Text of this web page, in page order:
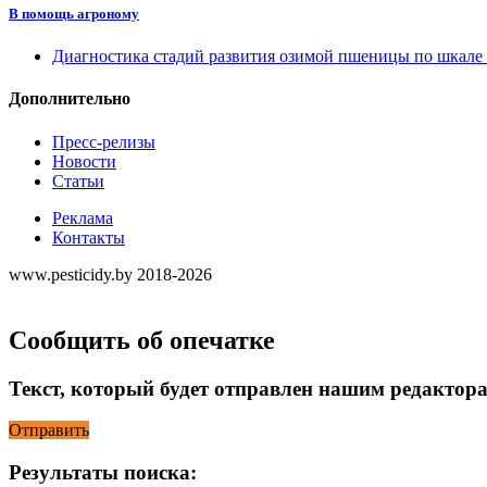
В помощь агроному
Диагностика стадий развития озимой пшеницы по
Дополнительно
Пресс-релизы
Новости
Статьи
Реклама
Контакты
www.pesticidy.by 2018-2026
Сообщить об опечатке
Текст, который будет отправлен нашим
Отправить
Результаты поиска: